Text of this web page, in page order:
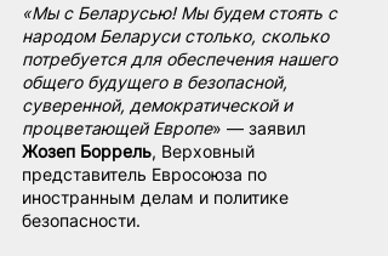
«Мы с Беларусью! Мы будем стоять с
народом Беларуси столько, сколько
потребуется для обеспечения нашего
общего будущего в безопасной,
суверенной, демократической и
процветающей Европе» — заявил
Жозеп Боррель, Верховный
представитель Евросоюза по
иностранным делам и политике
безопасности.